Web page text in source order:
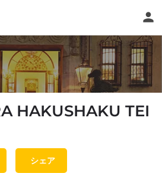
HAKUSHAKU TEI
シェア